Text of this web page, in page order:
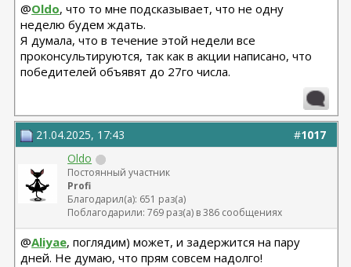
@Oldo, что то мне подсказывает, что не одну
неделю будем ждать.
Я думала, что в течение этой недели все
проконсультируются, так как в акции написано, что
победителей объявят до 27го числа.
#1017
21.04.2025, 17:43
Oldo
Постоянный участник
Profi
Благодарил(а): 651 раз(а)
Поблагодарили: 769 раз(а) в 386 сообщениях
@Aliyae, поглядим) может, и задержится на пару
дней. Не думаю, что прям совсем надолго!